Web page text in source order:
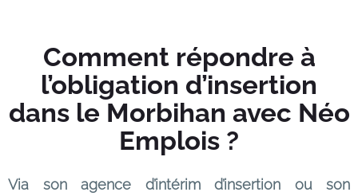
Comment répondre à
l’obligation d’insertion
dans le Morbihan avec Néo
Emplois ?
Via son agence d’intérim d’insertion ou son